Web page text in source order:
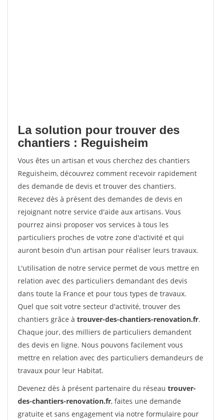
La solution pour trouver des
chantiers : Reguisheim
Vous êtes un artisan et vous cherchez des chantiers
Reguisheim, découvrez comment recevoir rapidement
des demande de devis et trouver des chantiers.
Recevez dès à présent des demandes de devis en
rejoignant notre service d'aide aux artisans. Vous
pourrez ainsi proposer vos services à tous les
particuliers proches de votre zone d'activité et qui
auront besoin d'un artisan pour réaliser leurs travaux.
L'utilisation de notre service permet de vous mettre en
relation avec des particuliers demandant des devis
dans toute la France et pour tous types de travaux.
Quel que soit votre secteur d'activité, trouver des
chantiers grâce à trouver-des-chantiers-renovation.fr.
Chaque jour, des milliers de particuliers demandent
des devis en ligne. Nous pouvons facilement vous
mettre en relation avec des particuliers demandeurs de
travaux pour leur Habitat.
Devenez dès à présent partenaire du réseau trouver-
des-chantiers-renovation.fr, faites une demande
gratuite et sans engagement via notre formulaire pour